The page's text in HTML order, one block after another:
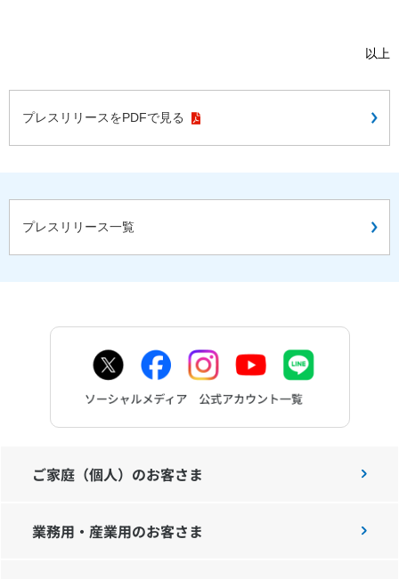
以上
プレスリリースをPDFで見る
プレスリリース一覧
ご家庭（個人）のお客さま
業務用・産業用のお客さま